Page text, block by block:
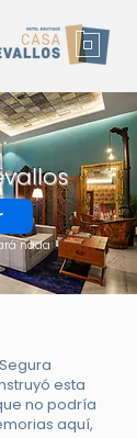
nada
esta
no podría
aquí,